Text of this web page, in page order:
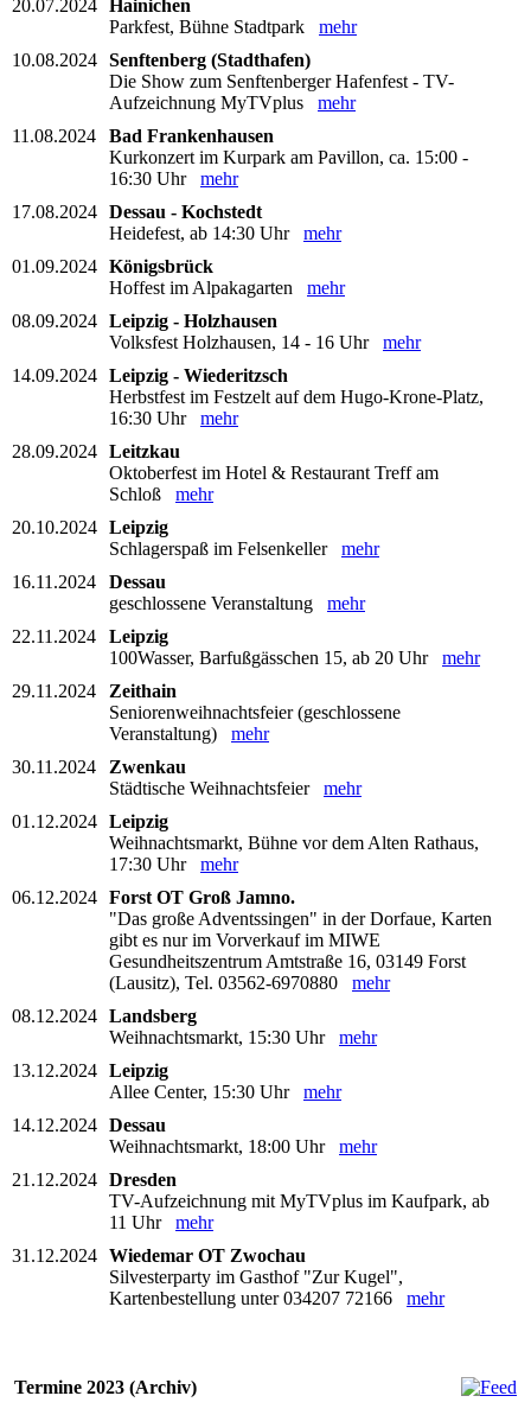
20.07.2024
Hainichen
Parkfest, Bühne Stadtpark mehr
10.08.2024 Senftenberg (Stadthafen)
Die Show zum Senftenberger Hafenfest - TV-
Aufzeichnung MyTVplus mehr
11.08.2024
Bad Frankenhausen
Kurkonzert im Kurpark am Pavillon, ca. 15:00 -
16:30 Uhr mehr
17.08.2024 Dessau - Kochstedt
Heidefest, ab 14:30 Uhr mehr
01.09.2024 Königsbrück
Hoffest im Alpakagarten mehr
08.09.2024 Leipzig - Holzhausen
Volksfest Holzhausen, 14 - 16 Uhr mehr
14.09.2024 Leipzig - Wiederitzsch
Herbstfest im Festzelt auf dem Hugo-Krone-Platz,
16:30 Uhr mehr
28.09.2024 Leitzkau
Oktoberfest im Hotel & Restaurant Treff am
Schloß mehr
20.10.2024 Leipzig
Schlagerspaß im Felsenkeller mehr
16.11.2024
Dessau
geschlossene Veranstaltung mehr
22.11.2024
Leipzig
100Wasser, Barfußgässchen 15, ab 20 Uhr mehr
29.11.2024
Zeithain
Seniorenweihnachtsfeier (geschlossene
Veranstaltung) mehr
30.11.2024
Zwenkau
Städtische Weihnachtsfeier mehr
01.12.2024 Leipzig
Weihnachtsmarkt, Bühne vor dem Alten Rathaus,
17:30 Uhr mehr
06.12.2024 Forst OT Groß Jamno.
"Das große Adventssingen" in der Dorfaue, Karten
gibt es nur im Vorverkauf im MIWE
Gesundheitszentrum Amtstraße 16, 03149 Forst
(Lausitz), Tel. 03562-6970880 mehr
08.12.2024 Landsberg
Weihnachtsmarkt, 15:30 Uhr mehr
13.12.2024 Leipzig
Allee Center, 15:30 Uhr mehr
14.12.2024 Dessau
Weihnachtsmarkt, 18:00 Uhr mehr
21.12.2024 Dresden
TV-Aufzeichnung mit MyTVplus im Kaufpark, ab
11 Uhr mehr
31.12.2024 Wiedemar OT Zwochau
Silvesterparty im Gasthof "Zur Kugel",
Kartenbestellung unter 034207 72166 mehr
Termine 2023 (Archiv)